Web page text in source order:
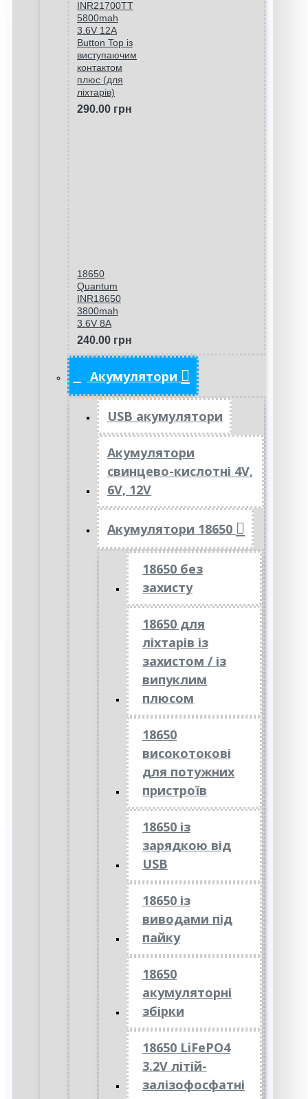
INR21700TT
5800mah
3.6V 12A
Button Top із
виступаючим
контактом
плюс (для
ліхтарів)
290.00 грн
18650
Quantum
INR18650
3800mah
3.6V 8A
240.00 грн
Акумулятори
USB акумулятори
Акумулятори
свинцево-кислотні 4V,
6V, 12V
Акумулятори 18650
18650 без
захисту
18650 для
ліхтарів із
захистом / із
випуклим
плюсом
18650
високотокові
для потужних
пристроїв
18650 із
зарядкою від
USB
18650 із
виводами під
пайку
18650
акумуляторні
збірки
18650 LiFePO4
3.2V літій-
залізофосфатні